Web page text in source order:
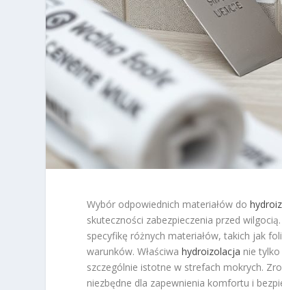
Wybór odpowiednich materiałów do
skuteczności zabezpieczenia przed
specyfikę różnych materiałów, takich jak
warunków. Właściwahydroizolacja nie
szczególnie istotne w strefach mokrych.
niezbędne dla zapewnienia komfortu i